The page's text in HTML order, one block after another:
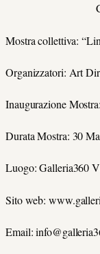
Mostra collettiva:
Organizzatori: Art
Inaugurazione
Durata Mostra: 30
Luogo: Galleria360
Sito web:
Email: